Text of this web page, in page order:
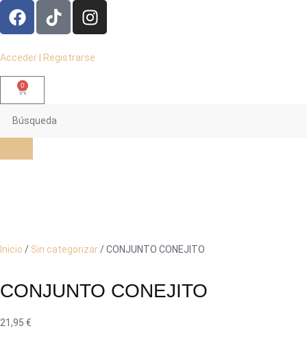
Acceder | Registrarse
0
Inicio / Sin categorizar/ CONJUNTO CONEJITO
CONJUNTO CONEJITO
21,95 €